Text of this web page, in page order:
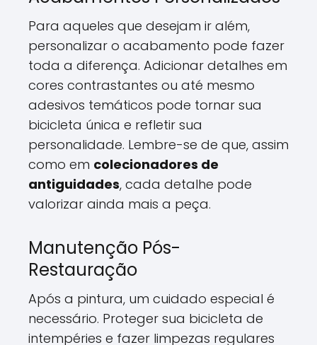
Para aqueles que desejam ir além,
personalizar o acabamento pode fazer
toda a diferença. Adicionar detalhes em
cores contrastantes ou até mesmo
adesivos temáticos pode tornar sua
bicicleta única e refletir sua
personalidade. Lembre-se de que, assim
como em colecionadores de
antiguidades, cada detalhe pode
valorizar ainda mais a peça.
Manutenção Pós-
Restauração
Após a pintura, um cuidado especial é
necessário. Proteger sua bicicleta de
intempéries e fazer limpezas regulares